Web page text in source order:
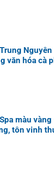
ÁO THUN ĐỒNG
Áo
Nguyên
văn hóa cà
màu
tôn vinh